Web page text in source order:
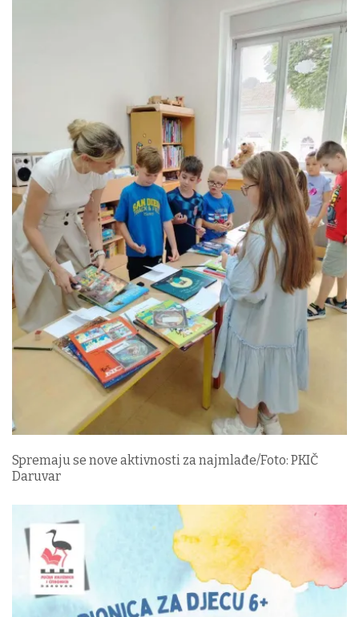
Spremaju se nove aktivnosti za najmlađe/Foto: PKIČ
Daruvar